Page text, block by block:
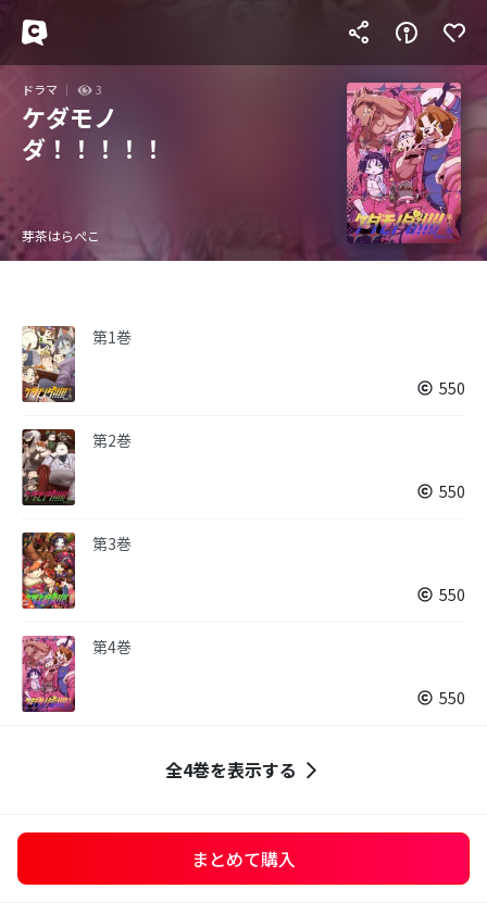
ドラマ 3
ケダモノ
ダ！！！！！
芽茶はらぺこ
第1巻
550
第2巻
550
第3巻
550
第4巻
550
全4巻を表示する
まとめて購入